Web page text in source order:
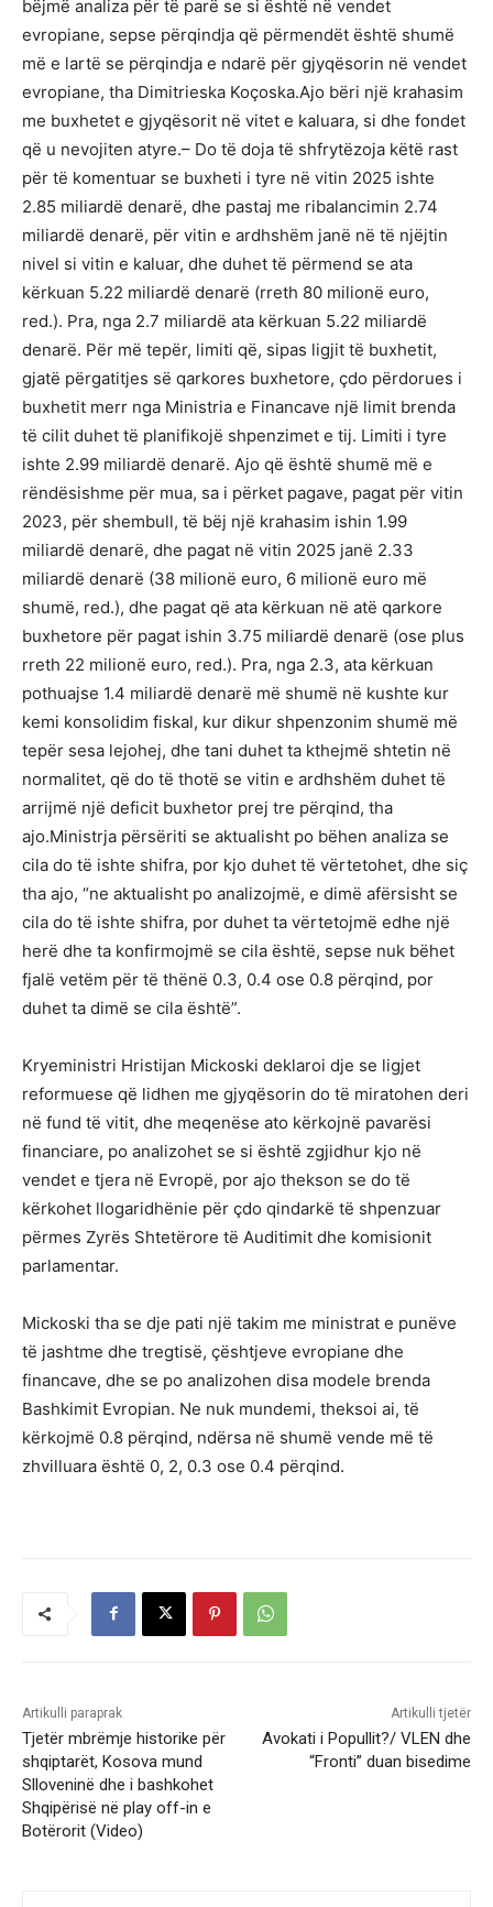
bëjmë analiza për të parë se si është në vendet
evropiane, sepse përqindja që përmendët është shumë
më e lartë se përqindja e ndarë për gjyqësorin në vendet
evropiane, tha Dimitrieska Koçoska.Ajo bëri një krahasim
me buxhetet e gjyqësorit në vitet e kaluara, si dhe fondet
që u nevojiten atyre.– Do të doja të shfrytëzoja këtë rast
për të komentuar se buxheti i tyre në vitin 2025 ishte
2.85 miliardë denarë, dhe pastaj me ribalancimin 2.74
miliardë denarë, për vitin e ardhshëm janë në të njëjtin
nivel si vitin e kaluar, dhe duhet të përmend se ata
kërkuan 5.22 miliardë denarë (rreth 80 milionë euro,
red.). Pra, nga 2.7 miliardë ata kërkuan 5.22 miliardë
denarë. Për më tepër, limiti që, sipas ligjit të buxhetit,
gjatë përgatitjes së qarkores buxhetore, çdo përdorues i
buxhetit merr nga Ministria e Financave një limit brenda
të cilit duhet të planifikojë shpenzimet e tij. Limiti i tyre
ishte 2.99 miliardë denarë. Ajo që është shumë më e
rëndësishme për mua, sa i përket pagave, pagat për vitin
2023, për shembull, të bëj një krahasim ishin 1.99
miliardë denarë, dhe pagat në vitin 2025 janë 2.33
miliardë denarë (38 milionë euro, 6 milionë euro më
shumë, red.), dhe pagat që ata kërkuan në atë qarkore
buxhetore për pagat ishin 3.75 miliardë denarë (ose plus
rreth 22 milionë euro, red.). Pra, nga 2.3, ata kërkuan
pothuajse 1.4 miliardë denarë më shumë në kushte kur
kemi konsolidim fiskal, kur dikur shpenzonim shumë më
tepër sesa lejohej, dhe tani duhet ta kthejmë shtetin në
normalitet, që do të thotë se vitin e ardhshëm duhet të
arrijmë një deficit buxhetor prej tre përqind, tha
ajo.Ministrja përsëriti se aktualisht po bëhen analiza se
cila do të ishte shifra, por kjo duhet të vërtetohet, dhe siç
tha ajo, “ne aktualisht po analizojmë, e dimë afërsisht se
cila do të ishte shifra, por duhet ta vërtetojmë edhe një
herë dhe ta konfirmojmë se cila është, sepse nuk bëhet
fjalë vetëm për të thënë 0.3, 0.4 ose 0.8 përqind, por
duhet ta dimë se cila është”.
Kryeministri Hristijan Mickoski deklaroi dje se ligjet
reformuese që lidhen me gjyqësorin do të miratohen deri
në fund të vitit, dhe meqenëse ato kërkojnë pavarësi
financiare, po analizohet se si është zgjidhur kjo në
vendet e tjera në Evropë, por ajo thekson se do të
kërkohet llogaridhënie për çdo qindarkë të shpenzuar
përmes Zyrës Shtetërore të Auditimit dhe komisionit
parlamentar.
Mickoski tha se dje pati një takim me ministrat e punëve
të jashtme dhe tregtisë, çështjeve evropiane dhe
financave, dhe se po analizohen disa modele brenda
Bashkimit Evropian. Ne nuk mundemi, theksoi ai, të
kërkojmë 0.8 përqind, ndërsa në shumë vende më të
zhvilluara është 0, 2, 0.3 ose 0.4 përqind.
Artikulli paraprak
Tjetër mbrëmje historike për
shqiptarët, Kosova mund
Slloveninë dhe i bashkohet
Shqipërisë në play off-in e
Botërorit (Video)
Artikulli tjetër
Avokati i Popullit?/ VLEN dhe
“Fronti” duan bisedime